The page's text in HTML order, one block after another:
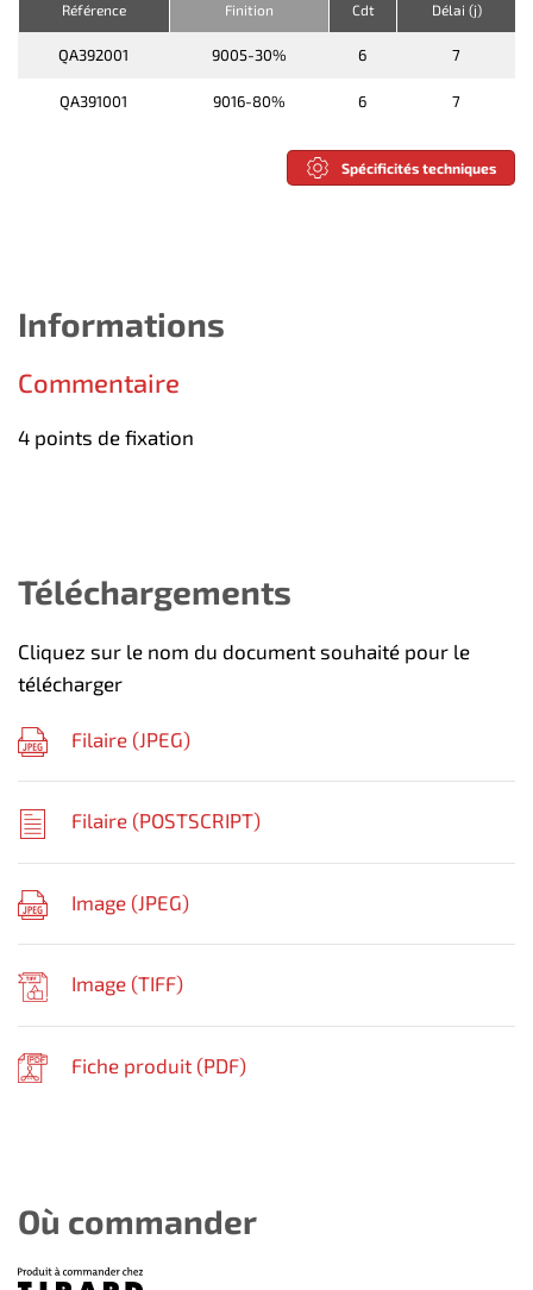
Référence Finition Cdt Délai (j)
QA392001 9005-30% 6 7
QA391001 9016-80% 6 7
Spécificités techniques
Informations
Commentaire
4 points de fixation
Téléchargements
Cliquez sur le nom du document souhaité pour le
télécharger
Filaire (JPEG)
Filaire (POSTSCRIPT)
Image (JPEG)
Image (TIFF)
Fiche produit (PDF)
Où commander